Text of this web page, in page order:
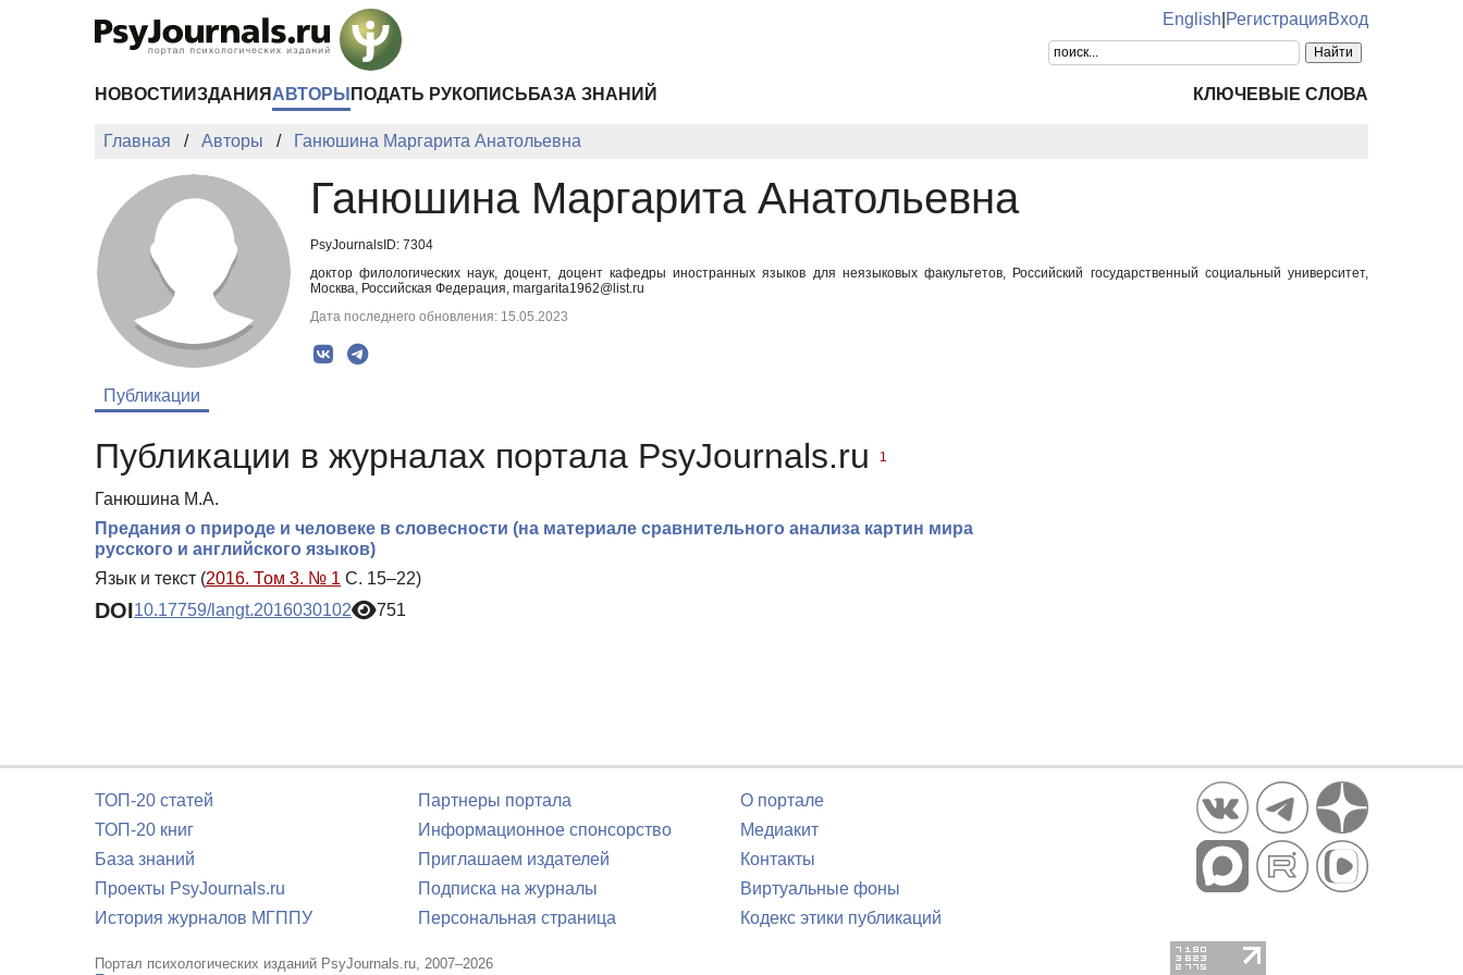
English РегистрацияВход
НОВОСТИ ИЗДАНИЯ АВТОРЫ ПОДАТЬ РУКОПИСЬ БАЗА ЗНАНИЙ КЛЮЧЕВЫЕ СЛОВА
Главная Авторы Ганюшина Маргарита Анатольевна
Ганюшина Маргарита Анатольевна
PsyJournalsID: 7304
доктор филологических наук, доцент, доцент кафедры иностранных языков для неязыковых факультетов, Российский государственный социальный университет,
Москва, Российская Федерация, margarita1962@list.ru
Дата последнего обновления: 15.05.2023
Публикации
Публикации в журналах портала PsyJournals.ru 1
Ганюшина М.А.
Предания о природе и человеке в словесности (на материале сравнительного анализа картин мира
русского и английского языков)
Язык и текст (2016. Том 3. № 1 С. 15–22)
DOI10.17759/langt.2016030102 751
ТОП-20 статей
ТОП-20 книг
База знаний
Проекты PsyJournals.ru
История журналов МГППУ
Партнеры портала
Информационное спонсорство
Приглашаем издателей
Подписка на журналы
Персональная страница
О портале
Медиакит
Контакты
Виртуальные фоны
Кодекс этики публикаций
Портал психологических изданий PsyJournals.ru, 2007–2026